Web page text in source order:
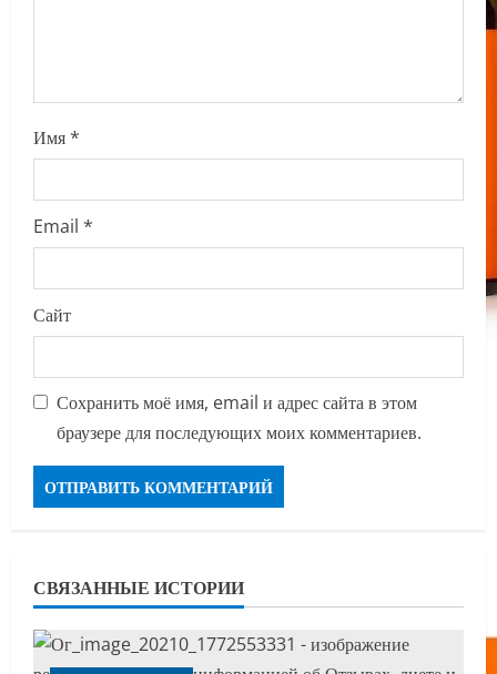
Имя*
Email *
Сайт
Сохранить моё имя, email и адрес сайта в этом
браузере для последующих моих комментариев.
СВЯЗАННЫЕ ИСТОРИИ